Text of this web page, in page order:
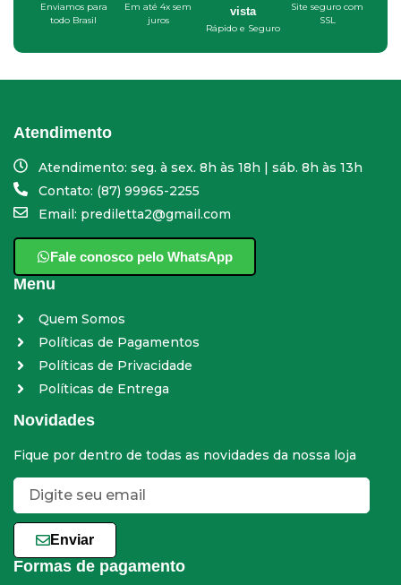
Enviamos para
todo Brasil
Em até 4x sem
juros
vista
Rápido e Seguro
Site seguro com
SSL
Atendimento
Atendimento: seg. à sex. 8h às 18h | sáb. 8h às 13h
Contato: (87) 99965-2255
Email: prediletta2@gmail.com
Fale conosco pelo WhatsApp
Menu
Quem Somos
Políticas de Pagamentos
Políticas de Privacidade
Políticas de Entrega
Novidades
Fique por dentro de todas as novidades da nossa loja
Enviar
Formas de pagamento